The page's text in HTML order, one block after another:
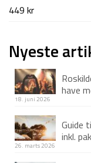
449 kr
Nyeste
have
18. juni 2026
Guide
inkl.
26. marts 2026